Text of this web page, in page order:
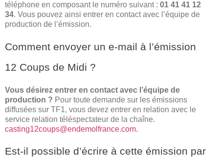
téléphone en composant le numéro suivant : 01 41 41 12
34. Vous pouvez ainsi entrer en contact avec l’équipe de
production de l’émission.
Comment envoyer un e-mail à l’émission
12 Coups de Midi ?
Vous désirez entrer en contact avec l’équipe de
production ? Pour toute demande sur les émissions
diffusées sur TF1, vous devez entrer en relation avec le
service relation téléspectateur de la chaîne.
casting12coups@endemolfrance.com.
Est-il possible d’écrire à cette émission par